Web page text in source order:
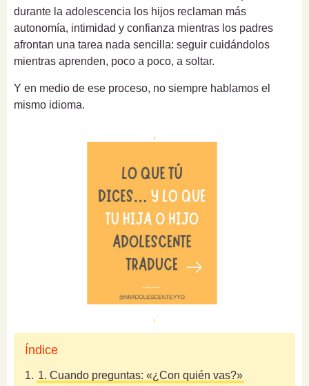
durante la adolescencia los hijos reclaman más
autonomía, intimidad y confianza mientras los padres
afrontan una tarea nada sencilla: seguir cuidándolos
mientras aprenden, poco a poco, a soltar.
Y en medio de ese proceso, no siempre hablamos el
mismo idioma.
Índice
1. 1. Cuando preguntas: «¿Con quién vas?»